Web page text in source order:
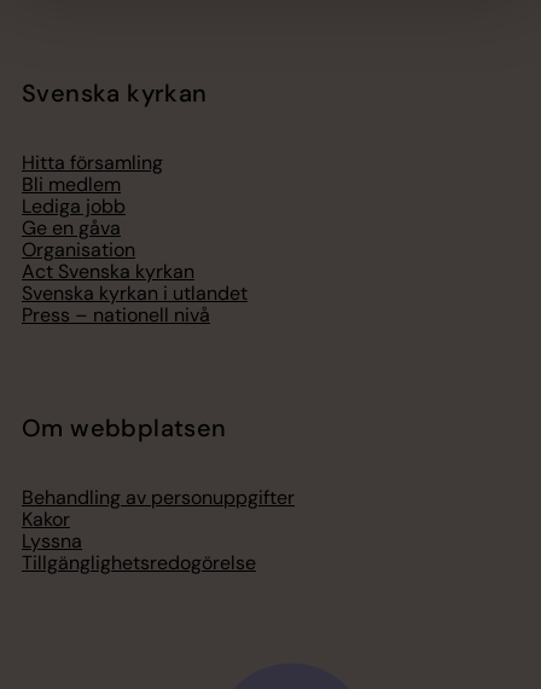
Svenska kyrkan
Hitta församling
Bli medlem
Lediga jobb
Ge en gåva
Organisation
Act Svenska kyrkan
Svenska kyrkan i utlandet
Press – nationell nivå
Om webbplatsen
Behandling av personuppgifter
Kakor
Lyssna
Tillgänglighetsredogörelse